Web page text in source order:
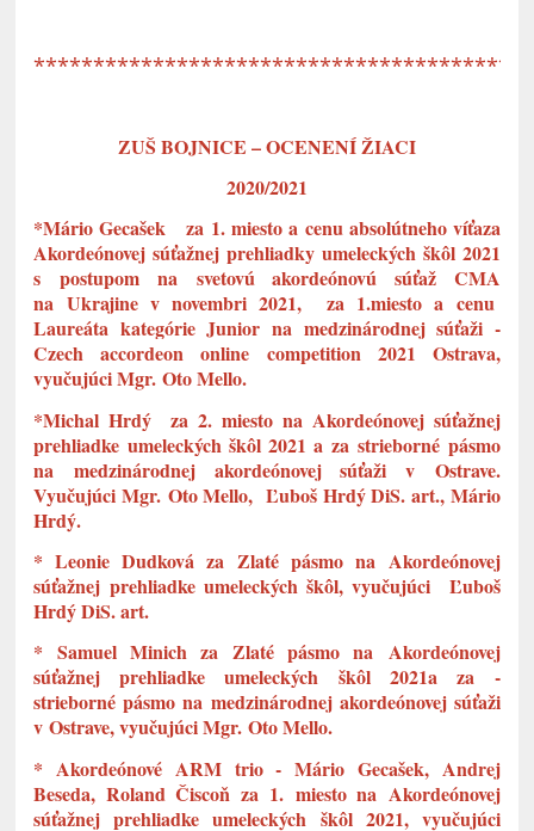
ZUŠ BOJNICE – OCENENÍ ŽIACI
2020/2021
*Mário Gecašek za 1. miesto a cenu absolútneho víťaza
Akordeónovej súťažnej prehliadky umeleckých škôl 2021
s postupom na svetovú akordeónovú súťaž CMA
na Ukrajine v novembri 2021, za 1.miesto a cenu
Laureáta kategórie Junior na medzinárodnej súťaži -
Czech accordeon online competition 2021 Ostrava,
vyučujúci Mgr. Oto Mello.
*Michal Hrdý za 2. miesto na Akordeónovej súťažnej
prehliadke umeleckých škôl 2021 a za strieborné pásmo
na medzinárodnej akordeónovej súťaži v Ostrave.
Vyučujúci Mgr. Oto Mello, Ľuboš Hrdý DiS. art., Mário
Hrdý.
* Leonie Dudková za Zlaté pásmo na Akordeónovej
súťažnej prehliadke umeleckých škôl, vyučujúci Ľuboš
Hrdý DiS. art.
* Samuel Minich za Zlaté pásmo na Akordeónovej
súťažnej prehliadke umeleckých škôl 2021a za -
strieborné pásmo na medzinárodnej akordeónovej súťaži
v Ostrave, vyučujúci Mgr. Oto Mello.
* Akordeónové ARM trio - Mário Gecašek, Andrej
Beseda, Roland Čiscoň za 1. miesto na Akordeónovej
súťažnej prehliadke umeleckých škôl 2021, vyučujúci